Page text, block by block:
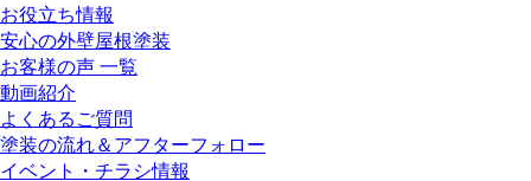
お役立ち情報
安心の外壁屋根塗装
お客様の声 一覧
動画紹介
よくあるご質問
塗装の流れ＆アフターフォロー
イベント・チラシ情報